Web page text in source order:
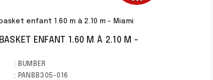
enfant 1.60 m à 2.10 m - Miami
ENFANT 1.60 M À 2.10 M -
: BUMBER
: PANBB305-016